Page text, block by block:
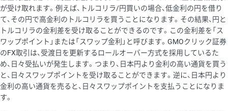
が受け取れます。例えば、トルコリラ/円買いの場合、低金利の円を借り
て、その円で高金利のトルコリラを買うことになります。その結果、円と
トルコリラの金利差を受け取ることができるのです。この金利差を「ス
ワップポイント」または「スワップ金利」と呼びます。GMOクリック証券
のFX取引は、受渡日を更新するロールオーバー方式を採用しているた
め、日々受払いが発生します。つまり、日本円より金利の高い通貨を買う
と、日々スワップポイントを受け取ることができます。逆に、日本円より
金利の高い通貨を売ると、日々スワップポイントを支払うことになりま
す。